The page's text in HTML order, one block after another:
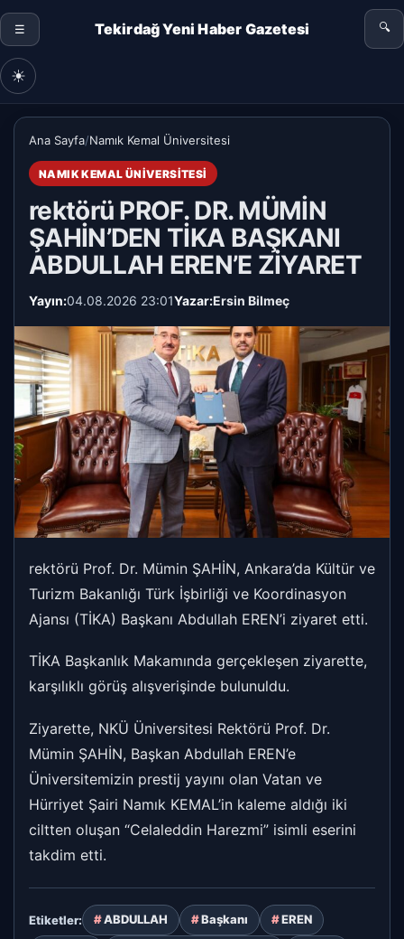
☰ Tekirdağ Yeni Haber Gazetesi 🔍
☀
Ana Sayfa/Namık Kemal Üniversitesi
NAMIK KEMAL ÜNIVERSITESI
rektörü PROF. DR. MÜMİN
ŞAHİN’DEN TİKA BAŞKANI
ABDULLAH EREN’E ZİYARET
Yayın:04.08.2026 23:01Yazar:Ersin Bilmeç
rektörü Prof. Dr. Mümin ŞAHİN, Ankara’da Kültür ve
Turizm Bakanlığı Türk İşbirliği ve Koordinasyon
Ajansı (TİKA) Başkanı Abdullah EREN’i ziyaret etti.
TİKA Başkanlık Makamında gerçekleşen ziyarette,
karşılıklı görüş alışverişinde bulunuldu.
Ziyarette, NKÜ Üniversitesi Rektörü Prof. Dr.
Mümin ŞAHİN, Başkan Abdullah EREN’e
Üniversitemizin prestij yayını olan Vatan ve
Hürriyet Şairi Namık KEMAL’in kaleme aldığı iki
ciltten oluşan “Celaleddin Harezmi” isimli eserini
takdim etti.
Etiketler: ABDULLAH Başkanı EREN